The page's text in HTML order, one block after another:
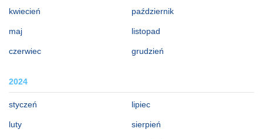
kwiecień
maj
czerwiec
październik
listopad
grudzień
2024
styczeń
luty
lipiec
sierpień